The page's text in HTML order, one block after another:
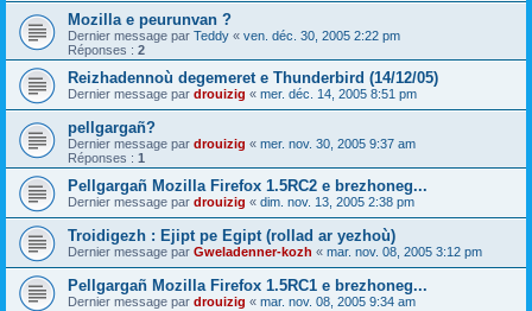
Mozilla e peurunvan ?
Dernier message par Teddy « ven. déc. 30, 2005 2:22 pm
Réponses : 2
Reizhadennoù degemeret e Thunderbird (14/12/05)
Dernier message par drouizig « mer. déc. 14, 2005 8:51 pm
pellgargañ?
Dernier message par drouizig « mer. nov. 30, 2005 9:37 am
Réponses : 1
Pellgargañ Mozilla Firefox 1.5RC2 e brezhoneg...
Dernier message par drouizig « dim. nov. 13, 2005 2:38 pm
Troidigezh : Ejipt pe Egipt (rollad ar yezhoù)
Dernier message par Gweladenner-kozh « mar. nov. 08, 2005 3:12 pm
Pellgargañ Mozilla Firefox 1.5RC1 e brezhoneg...
Dernier message par drouizig « mar. nov. 08, 2005 9:34 am